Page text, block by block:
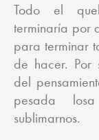
Todo el
terminaría por
para terminar
de hacer. Por
del
pesada
sublimarnos.